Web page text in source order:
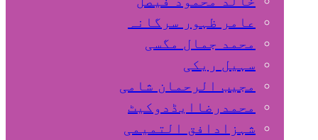
عامر ظہور سرگانہ
محمد جمال مگسی
سہیل ريكی
مجیب الرحمان شامی
محمدرضاایڈدوکیٹ
شہزادافق التمیمی